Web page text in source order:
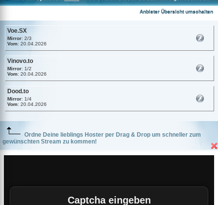
Anbieter Übersicht umschalten
Voe.SX
Mirror: 2/3
Vom: 20.04.2026
Vinovo.to
Mirror: 1/2
Vom: 20.04.2026
Dood.to
Mirror: 1/4
Vom: 20.04.2026
Ordne Deine lieblings Hoster per Drag & Drop um schneller zum
gewünschten Stream zu kommen!